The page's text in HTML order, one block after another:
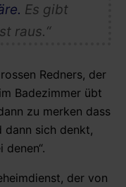
Es gibt
raus.“
Redners, der
Badezimmer übt
zu merken dass
dann sich denkt,
der von